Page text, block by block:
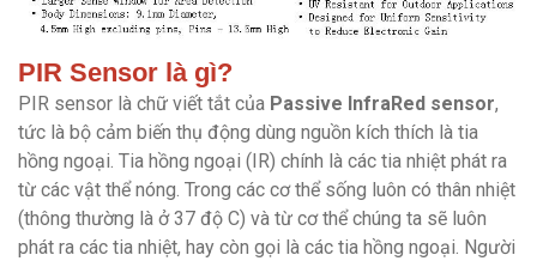
PIR Sensor là gì?
PIR sensor là chữ viết tắt của Passive InfraRed sensor,
tức là bộ cảm biến thụ động dùng nguồn kích thích là tia
hồng ngoại. Tia hồng ngoại (IR) chính là các tia nhiệt phát ra
từ các vật thể nóng. Trong các cơ thể sống luôn có thân nhiệt
(thông thường là ở 37 độ C) và từ cơ thể chúng ta sẽ luôn
phát ra các tia nhiệt, hay còn gọi là các tia hồng ngoại. Người